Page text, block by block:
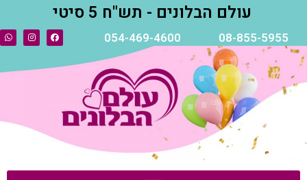
עולם הבלונים - תש"ח 5 סיטי
08-855-5955
054-469-4600